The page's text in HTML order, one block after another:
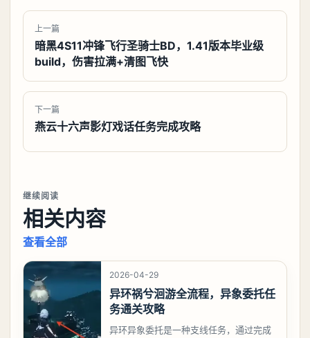
上一篇
暗黑4S11冲锋飞行圣骑士BD，1.41版本毕业级
build，伤害拉满+清图飞快
下一篇
燕云十六声影灯戏话任务完成攻略
继续阅读
相关内容
查看全部
2026-04-29
异环祸兮洄游全流程，异象委托任
务通关攻略
异环异象委托是一种支线任务，通过完成